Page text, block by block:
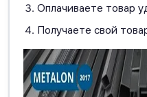
Оплачиваете товар
Получаете свой